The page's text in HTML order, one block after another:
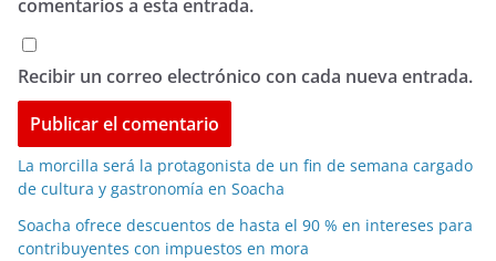
comentarios a esta entrada.
Recibir un correo electrónico con cada nueva entrada.
La morcilla será la protagonista de un fin de semana cargado
de cultura y gastronomía en Soacha
Soacha ofrece descuentos de hasta el 90 % en intereses para
contribuyentes con impuestos en mora